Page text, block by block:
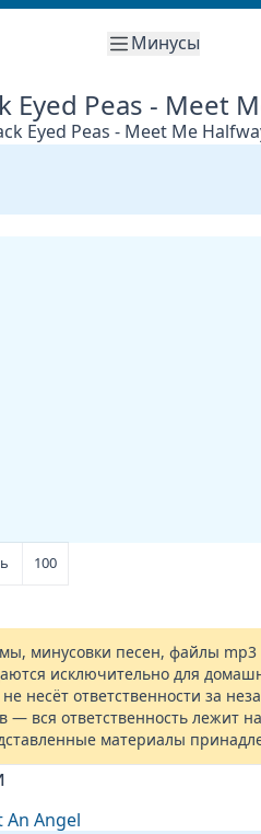
Минусы
Eyed Peas - Meet
Eyed Peas - Meet Me
100
минусовки песен, файлы mp3
исключительно для
несёт ответственности за
— вся ответственность лежит
материалы
An Angel